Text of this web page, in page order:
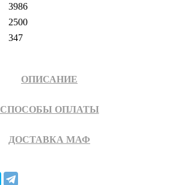
3986
2500
347
ОПИСАНИЕ
СПОСОБЫ ОПЛАТЫ
ДОСТАВКА МАФ